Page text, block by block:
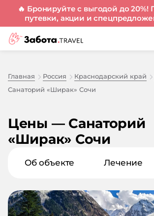
🔥 Бронируйте с выгодой до 20%!
путевки, акции и
Главная Россия Краснодарский край
Санаторий «Ширак» Сочи
Цены — Санаторий
«Ширак» Сочи
Об объекте Лечение